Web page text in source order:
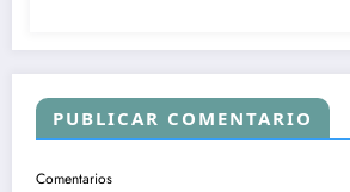
PUBLICAR COMENTARIO
Comentarios